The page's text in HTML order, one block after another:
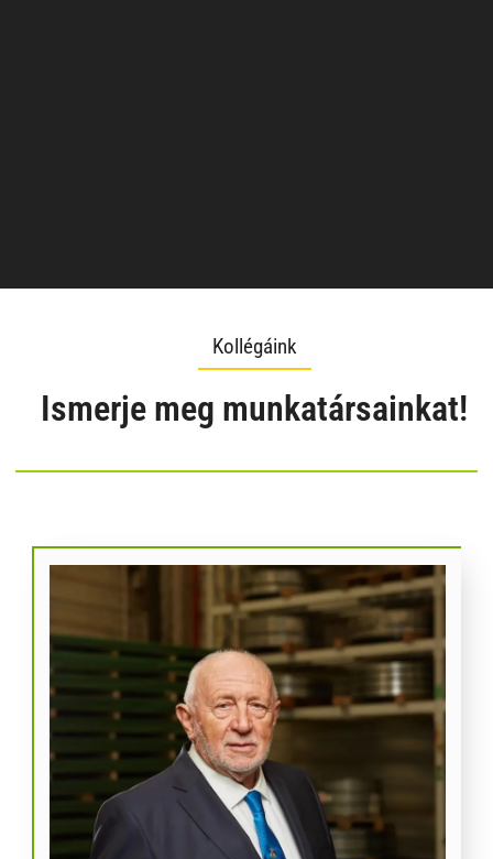
Kollégáink
Ismerje meg munkatársainkat!